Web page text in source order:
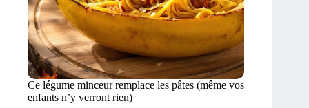
Ce légume minceur remplace les pâtes (même vos
enfants n’y verront rien)